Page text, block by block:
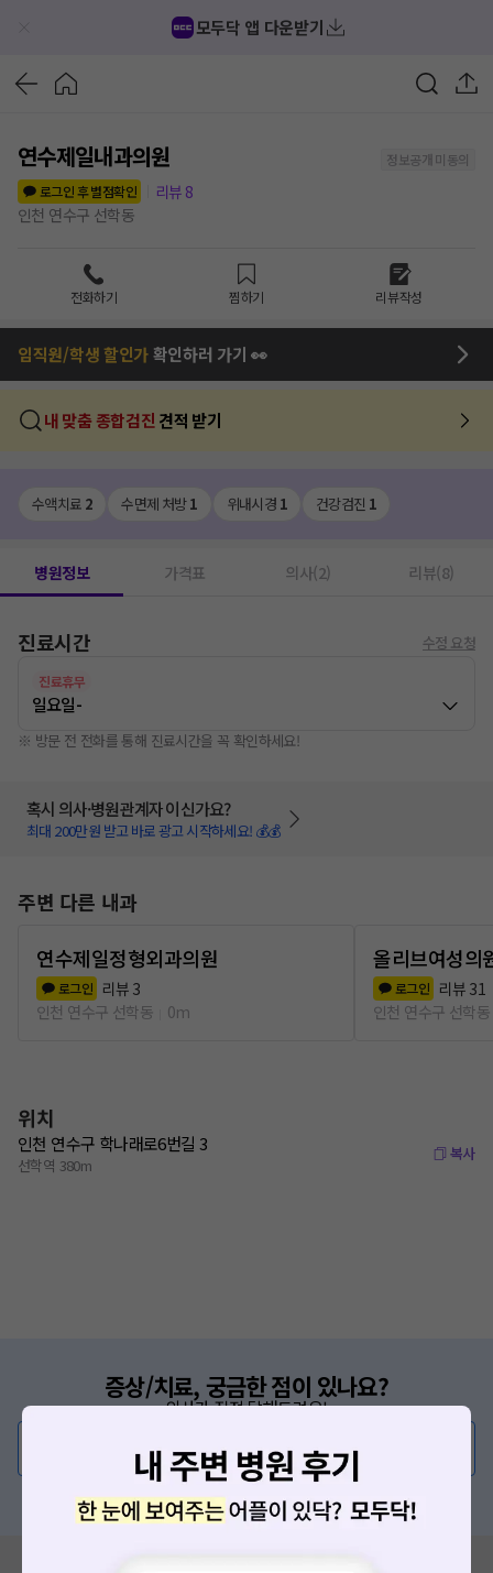
모두닥 앱 다운받기
연수제일내과의원
정보공개 미동의
로그인 후 별점확인
리뷰 8
인천 연수구 선학동
전화하기 찜하기 리뷰작성
임직원/학생 할인가확인하러 가기 👀
내 맞춤 종합검진 견적 받기
수액치료 2 수면제 처방1 위내시경 1 건강검진 1
병원정보 가격표 의사(2) 리뷰(8)
진료시간 수정 요청
진료휴무
일요일-
※ 방문 전 전화를 통해 진료시간을 꼭 확인하세요!
혹시 의사·병원관계자 이신가요?
최대 200만원 받고 바로 광고 시작하세요! 💰💰
주변 다른 내과
연수제일정형외과의원
로그인 리뷰 3
인천 연수구 선학동
0m
올리브여성의
로그인 리뷰 31
인천 연수구 선학동
위치
인천 연수구 학나래로6번길 3
선학역 380m
복사
증상/치료, 궁금한 점이 있나요?
의사가 직접 답해드려요!
💬 무엇이든 물어보세요